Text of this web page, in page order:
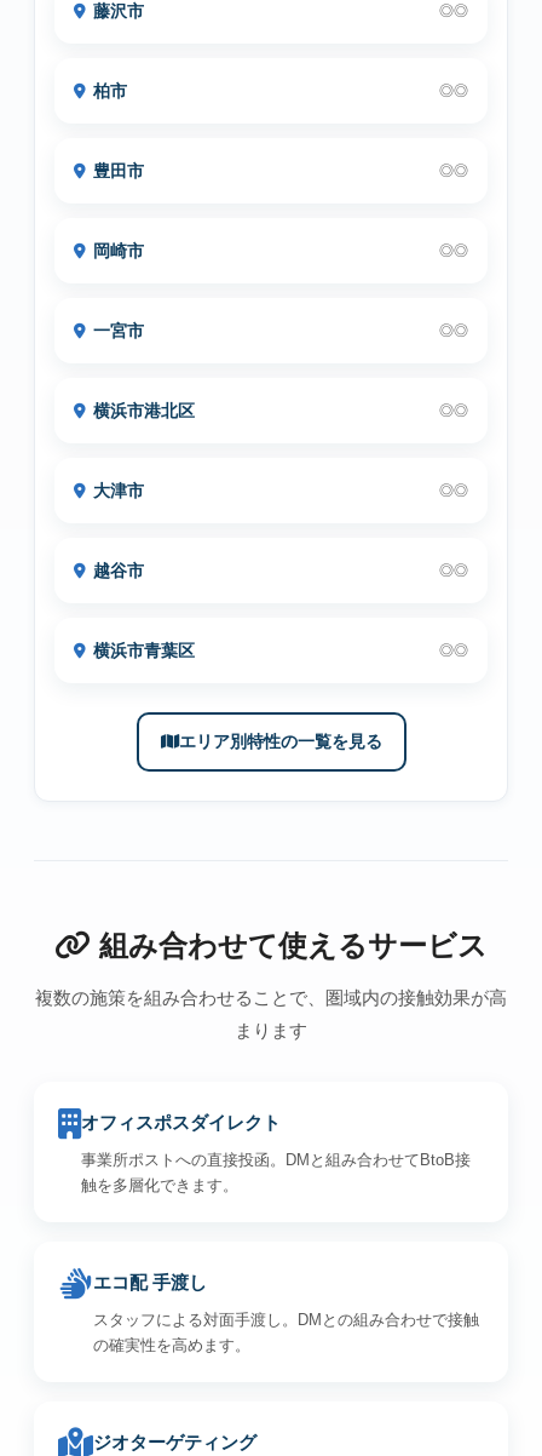
藤沢市 ◎◎
柏市 ◎◎
豊田市 ◎◎
岡崎市 ◎◎
一宮市 ◎◎
横浜市港北区 ◎◎
大津市 ◎◎
越谷市 ◎◎
横浜市青葉区 ◎◎
エリア別特性の一覧を見る
組み合わせて使えるサービス
複数の施策を組み合わせることで、圏域内の接触効果が高
まります
オフィスポスダイレクト
事業所ポストへの直接投函。DMと組み合わせてBtoB接
触を多層化できます。
エコ配 手渡し
スタッフによる対面手渡し。DMとの組み合わせで接触
の確実性を高めます。
ジオターゲティング